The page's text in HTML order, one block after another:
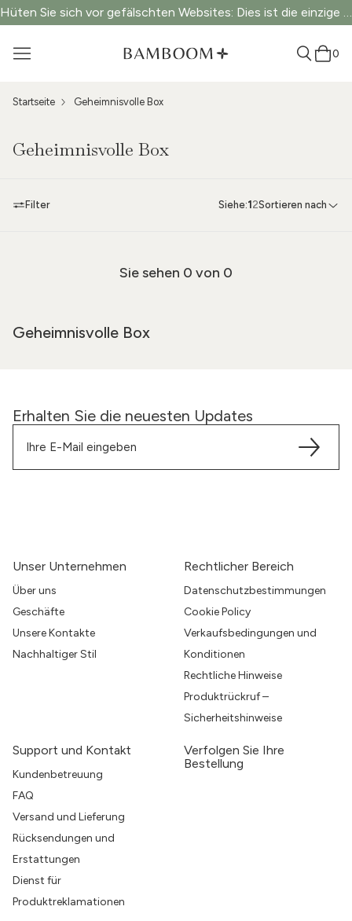
Hüten Sie sich vor gefälschten Websites: Dies ist die einzige offizielle Website.
0
Startseite Geheimnisvolle Box
Geheimnisvolle Box
Filter Siehe:1 2Sortieren nach
Sie sehen 0 von 0
Geheimnisvolle Box
Erhalten Sie die neuesten Updates
Unser Unternehmen
Über uns
Geschäfte
Unsere Kontakte
Nachhaltiger Stil
Rechtlicher Bereich
Datenschutzbestimmungen
Cookie Policy
Verkaufsbedingungen und
Konditionen
Rechtliche Hinweise
Produktrückruf –
Sicherheitshinweise
Support und Kontakt
Kundenbetreuung
FAQ
Versand und Lieferung
Rücksendungen und
Erstattungen
Dienst für
Produktreklamationen
Verfolgen Sie Ihre
Bestellung